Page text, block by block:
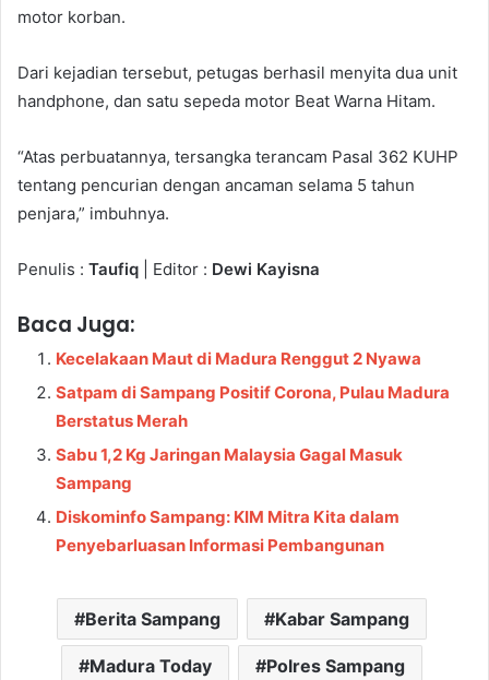
motor korban.
Dari kejadian tersebut, petugas berhasil menyita dua unit
handphone, dan satu sepeda motor Beat Warna Hitam.
“Atas perbuatannya, tersangka terancam Pasal 362 KUHP
tentang pencurian dengan ancaman selama 5 tahun
penjara,” imbuhnya.
Penulis : Taufiq | Editor : Dewi Kayisna
Baca Juga:
Kecelakaan Maut di Madura Renggut 2 Nyawa
Satpam di Sampang Positif Corona, Pulau Madura
Berstatus Merah
Sabu 1,2 Kg Jaringan Malaysia Gagal Masuk
Sampang
Diskominfo Sampang: KIM Mitra Kita dalam
Penyebarluasan Informasi Pembangunan
Berita Sampang Kabar Sampang
Madura Today Polres Sampang